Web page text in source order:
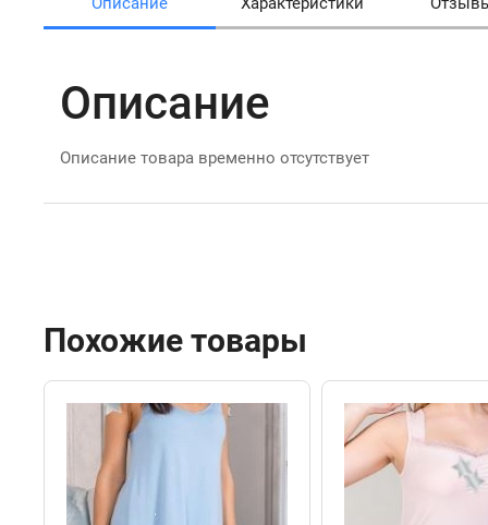
Описание
Описание товара временно отсутствует
Похожие товары